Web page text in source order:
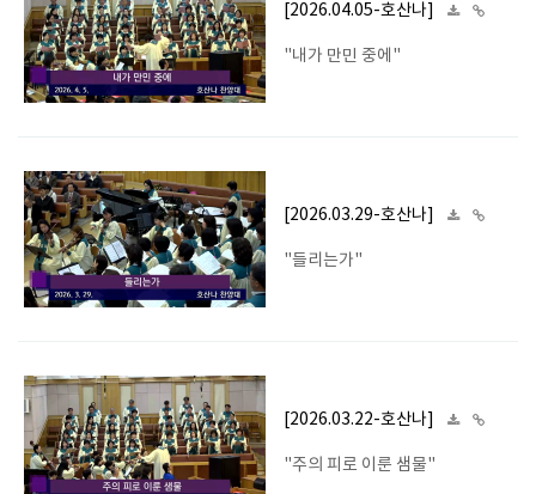
[2026.04.05-호산나]
"내가 만민 중에"
[2026.03.29-호산나]
"들리는가"
[2026.03.22-호산나]
"주의 피로 이룬 샘물"